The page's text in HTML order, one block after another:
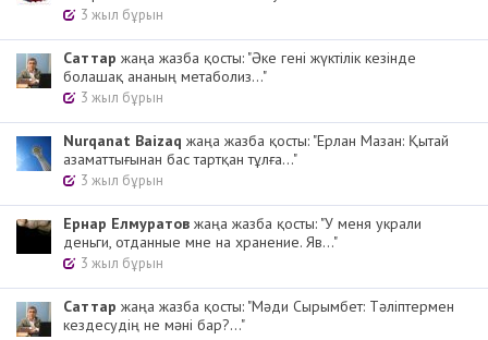
3 жыл бұрын
Cаттар жаңа жазба қосты: "Әке гені жүктілік кезінде
болашақ ананың метаболиз..."
3 жыл бұрын
Nurqanat Baizaq жаңа жазба қосты: "Ерлан Мазан: Қытай
азаматтығынан бас тартқан тұлға..."
3 жыл бұрын
Ернар Елмуратов жаңа жазба қосты: "У меня украли
деньги, отданные мне на хранение. Яв..."
3 жыл бұрын
Cаттар жаңа жазба қосты: "Мәди Сырымбет: Тәліптермен
кездесудің не мәні бар?..."